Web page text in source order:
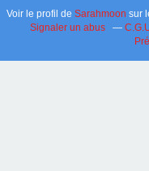
Voir le profil de Sarahmoon sur
Signaler un abus